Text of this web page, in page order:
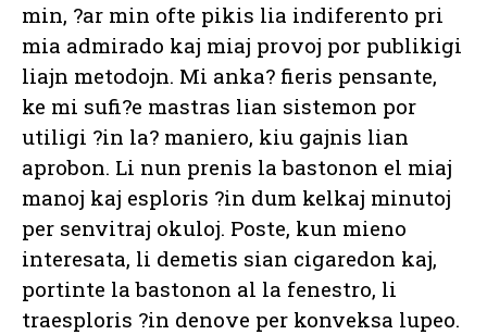
min, ?ar min ofte pikis lia indiferento pri
mia admirado kaj miaj provoj por publikigi
liajn metodojn. Mi anka? fieris pensante,
ke mi sufi?e mastras lian sistemon por
utiligi ?in la? maniero, kiu gajnis lian
aprobon. Li nun prenis la bastonon el miaj
manoj kaj esploris ?in dum kelkaj minutoj
per senvitraj okuloj. Poste, kun mieno
interesata, li demetis sian cigaredon kaj,
portinte la bastonon al la fenestro, li
traesploris ?in denove per konveksa lupeo.